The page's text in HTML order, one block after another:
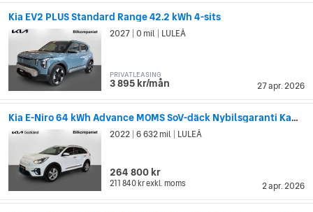
Kia EV2 PLUS Standard Range 42.2 kWh 4-sits
27 apr. 2026
2027 0 mil LULEÅ
PRIVATLEASING
3 895 kr/mån
Kia E-Niro 64 kWh Advance MOMS SoV-däck Nybilsgaranti Kamera
2 apr. 2026
2022 6 632 mil LULEÅ
264 800 kr
211 840 krexkl. moms